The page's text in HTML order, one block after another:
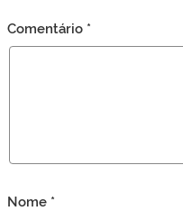
Comentário *
Nome *